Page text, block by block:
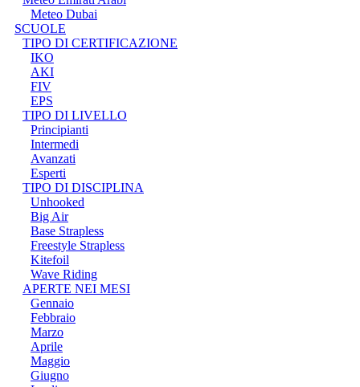
Meteo Dubai
SCUOLE
TIPO DI CERTIFICAZIONE
IKO
AKI
FIV
EPS
TIPO DI LIVELLO
Principianti
Intermedi
Avanzati
Esperti
TIPO DI DISCIPLINA
Unhooked
Big Air
Base Strapless
Freestyle Strapless
Kitefoil
Wave Riding
APERTE NEI MESI
Gennaio
Febbraio
Marzo
Aprile
Maggio
Giugno